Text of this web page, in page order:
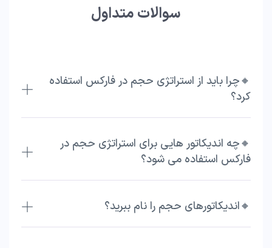
سوالات متداول
🔸چرا باید از استراتژی حجم در فارکس استفاده
کرد؟
🔸چه اندیکاتور هایی برای استراتژی حجم در
فارکس استفاده می شود؟
🔸اندیکاتورهای حجم را نام ببرید؟